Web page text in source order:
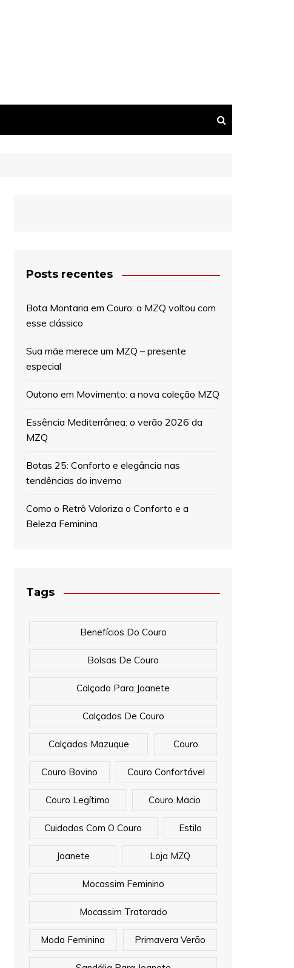
Posts recentes
Bota Montaria em Couro: a MZQ voltou com
esse clássico
Sua mãe merece um MZQ – presente
especial
Outono em Movimento: a nova coleção MZQ
Essência Mediterrânea: o verão 2026 da
MZQ
Botas 25: Conforto e elegância nas
tendências do inverno
Como o Retrô Valoriza o Conforto e a
Beleza Feminina
Tags
Benefícios Do Couro
Bolsas De Couro
Calçado Para Joanete
Calçados De Couro
Calçados Mazuque Couro
Couro Bovino Couro Confortável
Couro Legítimo Couro Macio
Cuidados Com O Couro Estilo
Joanete Loja MZQ
Mocassim Feminino
Mocassim Tratorado
Moda Feminina Primavera Verão